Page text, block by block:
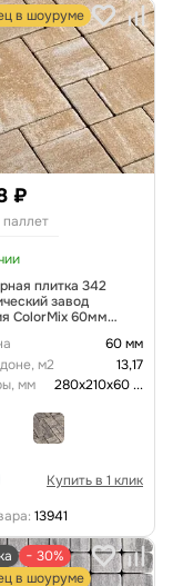
в шоуруме
₽
паллет
плитка 342
завод
ColorMix 60мм
60 мм
м2
13,17
мм
280х210х60...
Купить в 1 клик
13941
− 30%
в шоуруме